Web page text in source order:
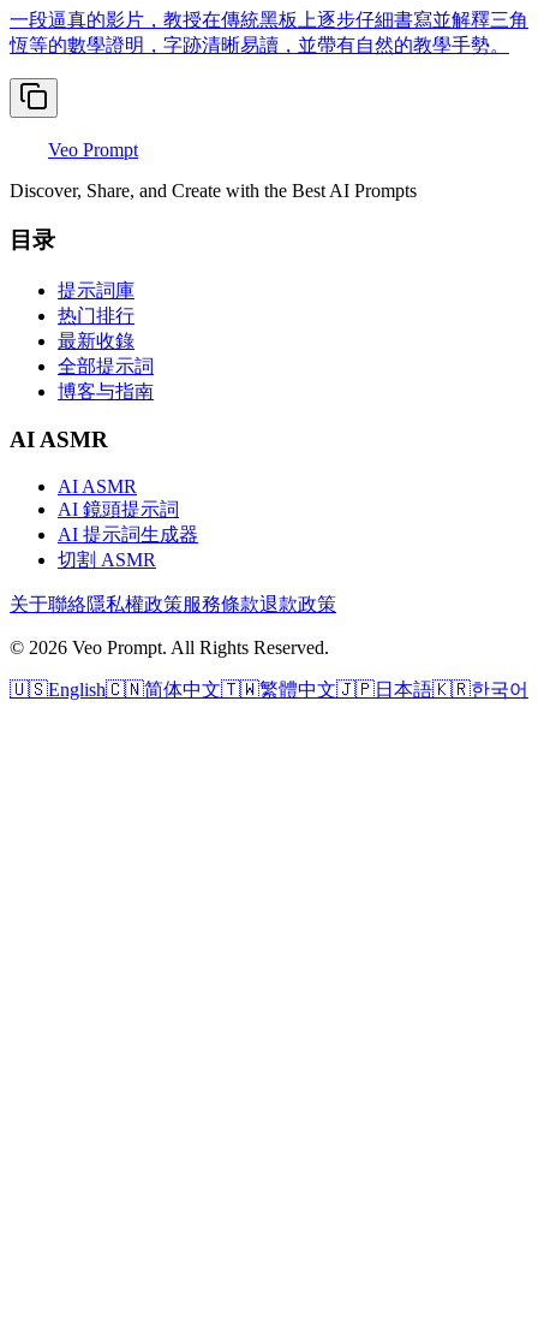
一段逼真的影片，教授在傳統黑板上逐步仔細書寫並解釋三角
恆等的數學證明，字跡清晰易讀，並帶有自然的教學手勢。
Veo Prompt
Discover, Share, and Create with the Best AI Prompts
目录
提示詞庫
热门排行
最新收錄
全部提示詞
博客与指南
AI ASMR
AI ASMR
AI 鏡頭提示詞
AI 提示詞生成器
切割 ASMR
关于聯絡隱私權政策服務條款退款政策
© 2026 Veo Prompt. All Rights Reserved.
🇺🇸English🇨🇳简体中文🇹🇼繁體中文🇯🇵日本語🇰🇷한국어